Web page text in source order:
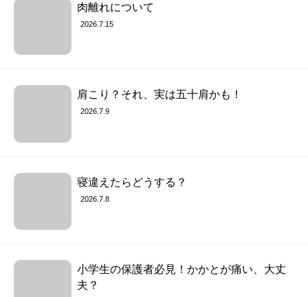
肉離れについて
2026.7.15
肩こり？それ、実は五十肩かも！
2026.7.9
寝違えたらどうする？
2026.7.8
小学生の保護者必見！かかとが痛い、大丈
夫？